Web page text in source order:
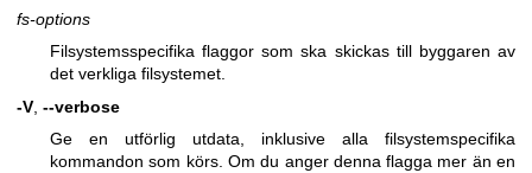
fs-options
Filsystemsspecifika flaggor som ska skickas till byggaren av
det verkliga filsystemet.
-V --verbose
Ge en utförlig utdata, inklusive alla filsystemspecifika
kommandon som körs. Om du anger denna flagga mer än en